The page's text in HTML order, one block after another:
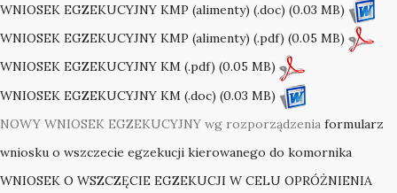
WNIOSEK EGZEKUCYJNY KMP (alimenty) (.doc) (0.03 MB)
WNIOSEK EGZEKUCYJNY KMP (alimenty) (.pdf) (0.05 MB)
WNIOSEK EGZEKUCYJNY KM (.pdf) (0.05 MB)
WNIOSEK EGZEKUCYJNY KM (.doc) (0.03 MB)
NOWY WNIOSEK EGZEKUCYJNY wg rozporządzenia formularz
wniosku o wszczecie egzekucji kierowanego do komornika
WNIOSEK O WSZCZĘCIE EGZEKUCJI W CELU OPRÓŻNIENIA